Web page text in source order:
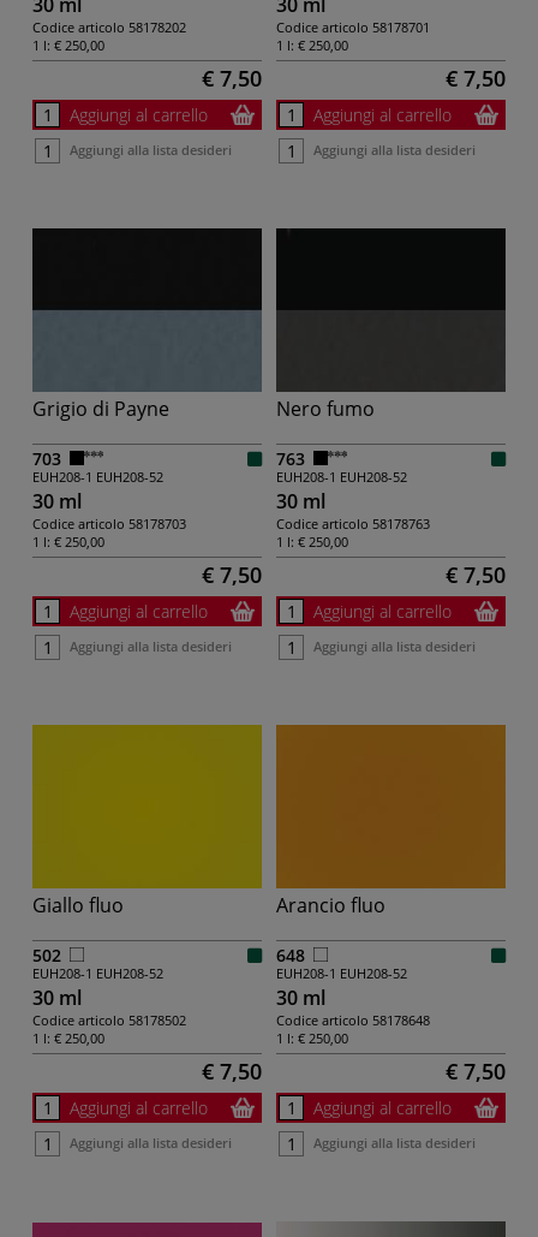
30 ml
Codice articolo 58178202
1 l: € 250,00
€ 7,50
Aggiungi al carrello
Aggiungi alla lista desideri
30 ml
Codice articolo 58178701
1 l: € 250,00
€ 7,50
Aggiungi al carrello
Aggiungi alla lista desideri
Grigio di Payne
703
EUH208-1 EUH208-52
30 ml
Codice articolo 58178703
1 l: € 250,00
€ 7,50
Aggiungi al carrello
Aggiungi alla lista desideri
Nero fumo
763
EUH208-1 EUH208-52
30 ml
Codice articolo 58178763
1 l: € 250,00
€ 7,50
Aggiungi al carrello
Aggiungi alla lista desideri
Giallo fluo
502
EUH208-1 EUH208-52
30 ml
Codice articolo 58178502
1 l: € 250,00
€ 7,50
Aggiungi al carrello
Aggiungi alla lista desideri
Arancio fluo
648
EUH208-1 EUH208-52
30 ml
Codice articolo 58178648
1 l: € 250,00
€ 7,50
Aggiungi al carrello
Aggiungi alla lista desideri